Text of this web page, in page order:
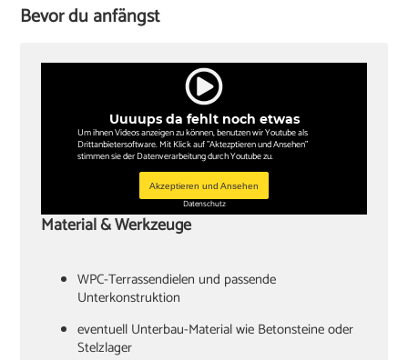
Bevor du anfängst
Uuuups da fehlt noch etwas
Um ihnen Videos anzeigen zu können, benutzen wir Youtube als
Drittanbietersoftware. Mit Klick auf "Aktezptieren und Ansehen"
stimmen sie der Datenverarbeitung durch Youtube zu.
Akzeptieren und Ansehen
Datenschutz
Material & Werkzeuge
WPC-Terrassendielen und passende
Unterkonstruktion
Stelzlager